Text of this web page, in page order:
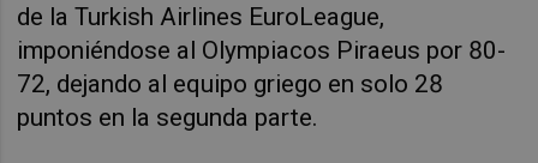
de la Turkish Airlines EuroLeague,
imponiéndose al Olympiacos Piraeus por 80-
72, dejando al equipo griego en solo 28
puntos en la segunda parte.